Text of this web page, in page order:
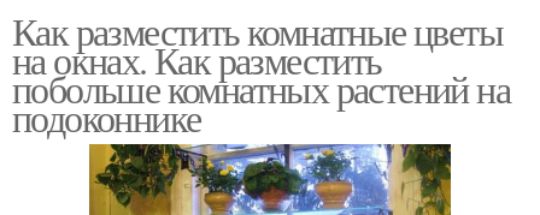
Как разместить комнатные цветы
на окнах. Как разместить
побольше комнатных растений на
подоконнике